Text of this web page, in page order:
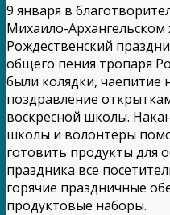
9 января в
Михаило-
Рождественский
общего пения тропаря
были колядки, чаепитие
поздравление
воскресной школы.
школы и волонтеры
готовить продукты для
праздника все
горячие праздничные
продуктовые наборы.